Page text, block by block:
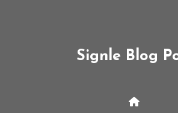
Signle Blog